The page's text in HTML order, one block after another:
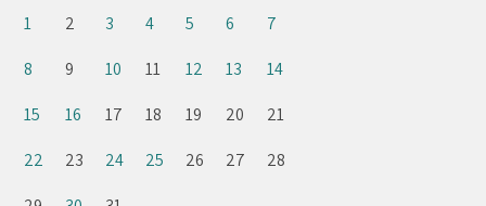
1
2 3 4 5 6
7
8
9 10 11 12 13
14
15
16 17 18 19 20
21
22
23 24 25 26 27
28